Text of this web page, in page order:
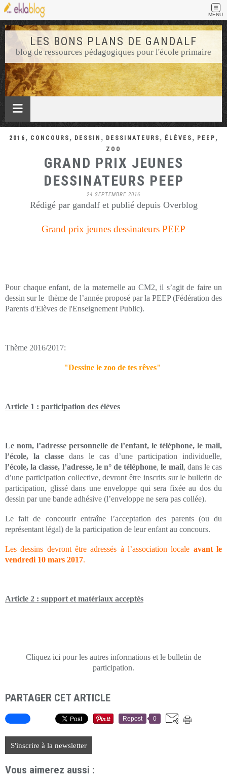
MENU
LES BONS PLANS DE GANDALF
blog de ressources pédagogiques pour l'école primaire
2016 , CONCOURS , DESSIN , DESSINATEURS , ÉLÈVES , PEEP ,
ZOO
GRAND PRIX JEUNES
DESSINATEURS PEEP
24 SEPTEMBRE 2016
Rédigé par gandalf et publié depuis Overblog
Grand prix jeunes dessinateurs PEEP
Pour chaque enfant, de la maternelle au CM2, il s’agit de faire un
dessin sur le thème de l’année proposé par la PEEP (Fédération des
Parents d'Elèves de l'Enseignement Public).
Thème 2016/2017:
"Dessine le zoo de tes rêves"
Article 1 : participation des élèves
Le nom, l’adresse personnelle de l’enfant, le téléphone, le mail,
l’école, la classe dans le cas d’une participation individuelle,
l’école, la classe, l’adresse, le n° de téléphone,le mail, dans lecas
d’une participation collective, devront être inscrits sur le bulletin de
participation, glissé dans une enveloppe qui sera fixée au dos du
dessin par une bande adhésive (l’enveloppe ne sera pas collée).
Le fait de concourir entraîne l’acceptation des parents (ou du
représentant légal) de la participation de leur enfant au concours.
Les dessins devront êtreadressés à l’association locale avant le
vendredi 10 mars 2017.
Article 2 : support et matériaux acceptés
Cliquez ici pour les autres informations et le bulletin de
participation.
PARTAGER CET ARTICLE
Repost 0
S'inscrire à la newsletter
Vous aimerez aussi :